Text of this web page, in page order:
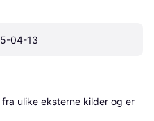
04-13
ulike eksterne kilder og er